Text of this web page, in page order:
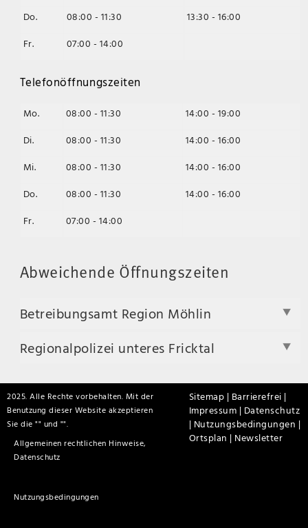
Do.
08:00 - 11:30
13:30 - 16:00
Fr.
07:00 - 14:00
Telefonöffnungszeiten
Mo. 08:00 - 11:30
14:00 - 19:00
Di.
08:00 - 11:30
14:00 - 16:00
Mi.
08:00 - 11:30
14:00 - 16:00
Do.
08:00 - 11:30
14:00 - 16:00
Fr.
07:00 - 14:00
Abweichende Öffnungszeiten
Betreibungsamt Region Möhlin
Regionalpolizei unteres Fricktal
2025. Alle Rechte vorbehalten. Mit der
Benutzung dieser Website akzeptieren
Sie die "
Allgemeinen rechtlichen Hinweise,
Datenschutz
" und "
Nutzungsbedingungen
".
Sitemap | Barrierefrei |
Impressum | Datenschutz
| Nutzungsbedingungen |
Ortsplan | Newsletter